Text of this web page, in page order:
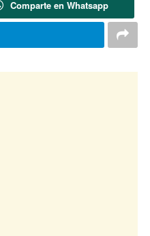
Comparte en Whatsapp